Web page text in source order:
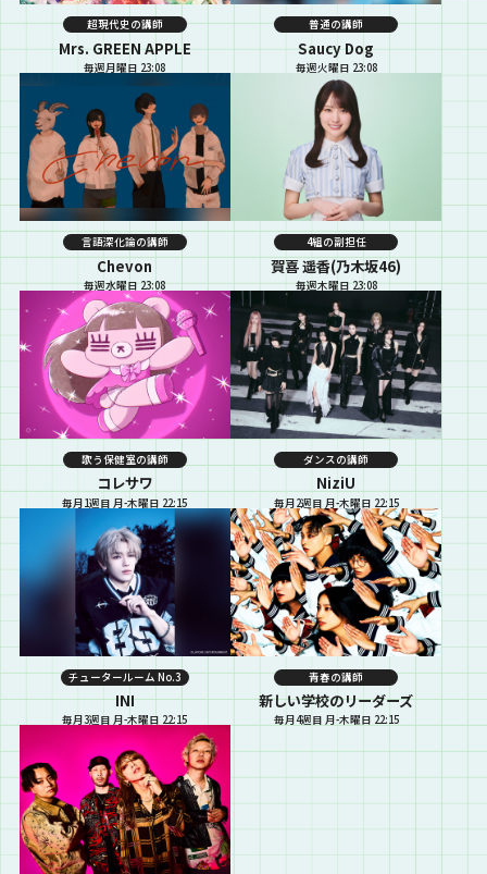
超現代史の講師
Mrs. GREEN APPLE
毎週月曜日 23:08
普通の講師
Saucy Dog
毎週火曜日 23:08
言語深化論の講師
Chevon
毎週水曜日 23:08
4組の副担任
賀喜 遥香(乃木坂46)
毎週木曜日 23:08
歌う保健室の講師
コレサワ
毎月1週目 月-木曜日 22:15
ダンスの講師
NiziU
毎月2週目 月-木曜日 22:15
チュータールーム No.3
INI
毎月3週目 月-木曜日 22:15
青春の講師
新しい学校のリーダーズ
毎月4週目 月-木曜日 22:15